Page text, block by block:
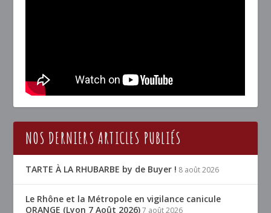
NOS DERNIERS ARTICLES PUBLIÉS
TARTE À LA RHUBARBE by de Buyer ! 8 août 2026
Le Rhône et la Métropole en vigilance canicule
ORANGE (Lyon 7 Août 2026) 7 août 2026